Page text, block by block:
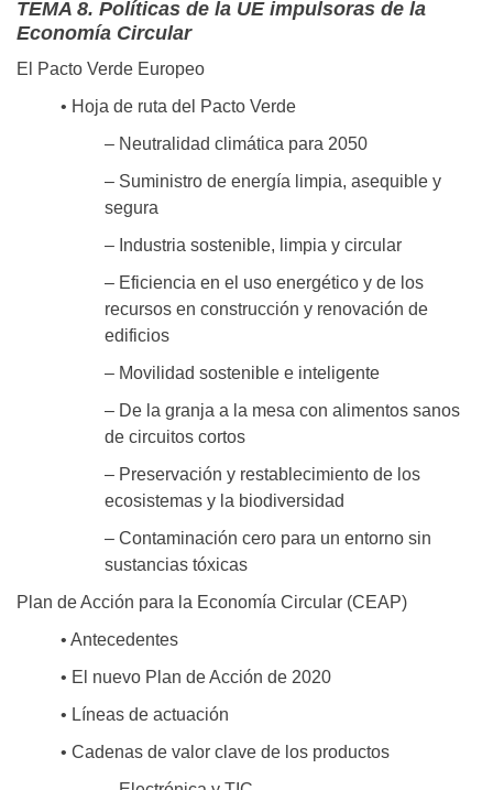
TEMA 8. Políticas de la UE impulsoras de la
Economía Circular
El Pacto Verde Europeo
• Hoja de ruta del Pacto Verde
– Neutralidad climática para 2050
– Suministro de energía limpia, asequible y
segura
– Industria sostenible, limpia y circular
– Eficiencia en el uso energético y de los
recursos en construcción y renovación de
edificios
– Movilidad sostenible e inteligente
– De la granja a la mesa con alimentos sanos
de circuitos cortos
– Preservación y restablecimiento de los
ecosistemas y la biodiversidad
– Contaminación cero para un entorno sin
sustancias tóxicas
Plan de Acción para la Economía Circular (CEAP)
• Antecedentes
• El nuevo Plan de Acción de 2020
• Líneas de actuación
• Cadenas de valor clave de los productos